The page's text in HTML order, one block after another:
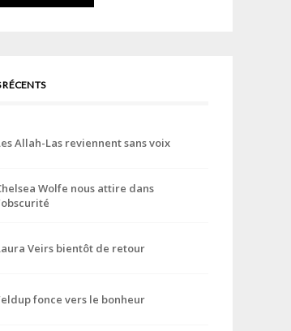
RÉCENTS
Allah-Las reviennent sans voix
Wolfe nous attire dans
Veirs bientôt de retour
fonce vers le bonheur